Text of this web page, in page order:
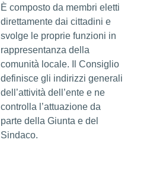
È composto da membri eletti
direttamente dai cittadini e
svolge le proprie funzioni in
rappresentanza della
comunità locale. Il Consiglio
definisce gli indirizzi generali
dell’attività dell’ente e ne
controlla l’attuazione da
parte della Giunta e del
Sindaco.